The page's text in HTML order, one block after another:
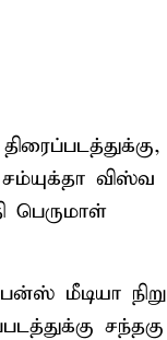
விஸ்​வ​
மீடியா நிறு​
சந்​தகு​